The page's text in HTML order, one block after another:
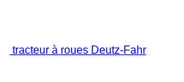
tracteur à roues Deutz-Fahr